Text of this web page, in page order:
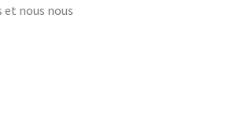
et nous nous